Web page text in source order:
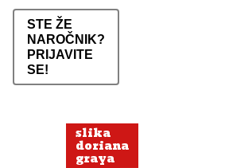
STE ŽE
NAROČNIK?
PRIJAVITE
SE!
slika
doriana
graya